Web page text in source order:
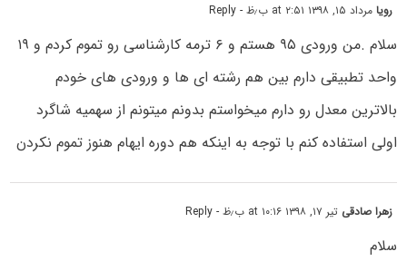
رویامرداد ۱۵, ۱۳۹۸ at ۲:۵۱ ب٫ظ - Reply
سلام .من ورودی ۹۵ هستم و ۶ ترمه کارشناسی رو تموم کردم و ۱۹
واحد تطبیقی دارم بین هم رشته ای ها و ورودی های خودم
بالاترین معدل رو دارم میخواستم بدونم میتونم از سهمیه شاگرد
اولی استفاده کنم با توجه به اینکه هم دوره ایهام هنوز تموم نکردن
زهرا صادقی تیر ۱۷, ۱۳۹۸ at ۱۰:۱۶ ب٫ظ - Reply
سلام